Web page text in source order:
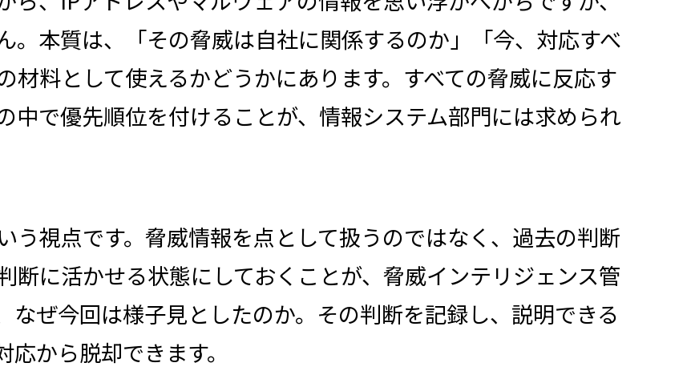
。本質は、「その脅威は自社に関係するのか」「今、対応すべ
材料として使えるかどうかにあります。すべての脅威に反応す
中で優先順位を付けることが、情報システム部門には求められ
う視点です。脅威情報を点として扱うのではなく、過去の判断
断に活かせる状態にしておくことが、脅威インテリジェンス管
なぜ今回は様子見としたのか。その判断を記録し、説明できる
から脱却できます。